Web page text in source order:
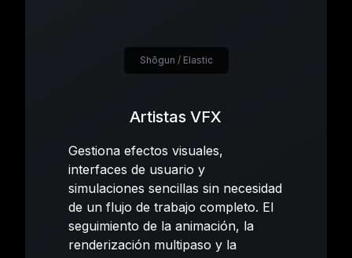
Artistas VFX
Gestiona efectos visuales,
interfaces de usuario y
simulaciones sencillas sin necesidad
de un flujo de trabajo completo. El
seguimiento de la animación, la
renderización multipaso y la
Shōgun / Elastic